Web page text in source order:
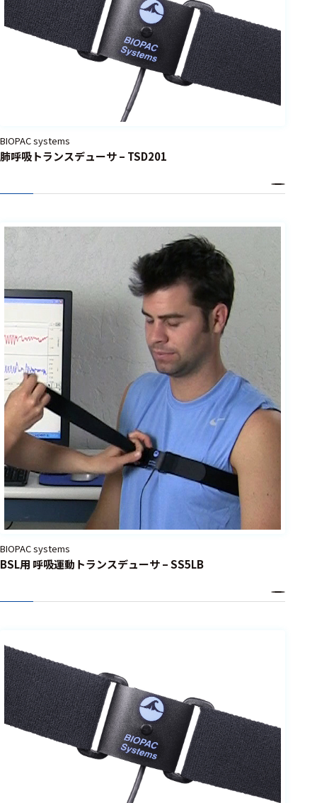
ェア
測定・計測関連
アイトラ
計測機器
デューサ
選択した条件をク
リアする
698
件
製
品
を
示
す
る
BIOPAC systems
肺呼吸トランスデューサ – TSD201
BIOPAC systems
BSL用 呼吸運動トランスデューサ – SS5LB